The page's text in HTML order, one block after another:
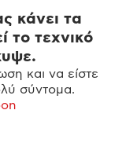
κάνει τα
το τεχνικό
και να είστε
σύντομα.